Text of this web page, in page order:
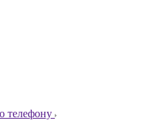
телефону